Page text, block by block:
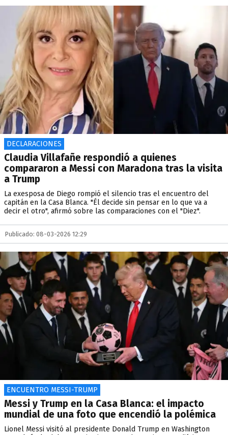
DECLARACIONES
Claudia Villafañe respondió a quienes
compararon a Messi con Maradona tras la visita
a Trump
La exesposa de Diego rompió el silencio tras el encuentro del
capitán en la Casa Blanca. "Él decide sin pensar en lo que va a
decir el otro", afirmó sobre las comparaciones con el "Diez".
Publicado: 08-03-2026 12:29
ENCUENTRO MESSI-TRUMP
Messi y Trump en la Casa Blanca: el impacto
mundial de una foto que encendió la polémica
Lionel Messi visitó al presidente Donald Trump en Washington